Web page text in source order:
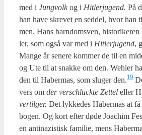
med i Jung­volk og i Hit­lerju­gend. På
han have skre­vet en sed­del, hvor han
men. Hans barn­doms­ven,
ler, som også var med i Hit­lerju­gend,
Man­ge år sene­re kom­mer de til en
og Ute til at snak­ke om den. Weh­ler
den til Haber­mas, som slu­ger den.19
vers om der ver­s­chluck­te Zet­tel eller
ver­til­ger. Det lyk­ke­des Haber­mas at
bogen. Og kort efter døde Joa­chim
en anti­na­zi­stisk fami­lie, mens